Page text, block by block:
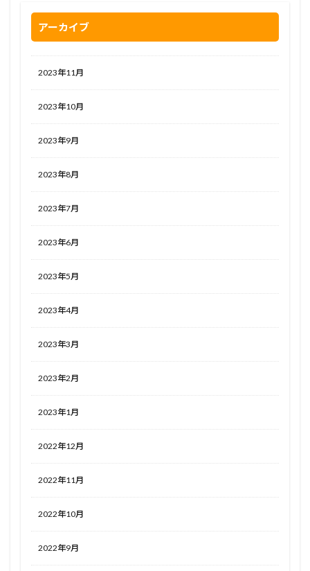
アーカイブ
2023年11月
2023年10月
2023年9月
2023年8月
2023年7月
2023年6月
2023年5月
2023年4月
2023年3月
2023年2月
2023年1月
2022年12月
2022年11月
2022年10月
2022年9月